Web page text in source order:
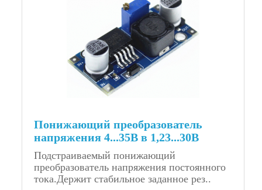
Понижающий преобразователь
напряжения 4...35В в 1,23...30В
Подстраиваемый понижающий
преобразователь напряжения постоянного
тока.Держит стабильное заданное рез..